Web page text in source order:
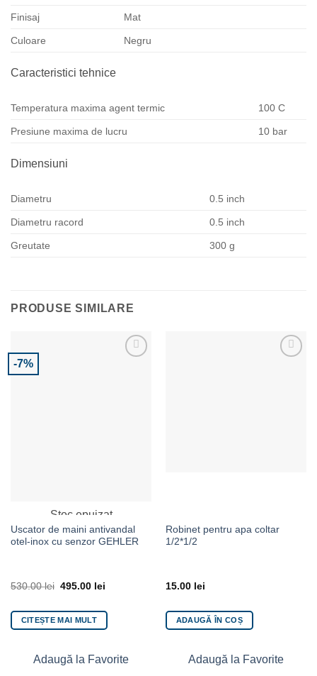
Finisaj Mat
Culoare Negru
Caracteristici tehnice
Temperatura maxima agent termic 100 C
Presiune maxima de lucru 10 bar
Dimensiuni
Diametru 0.5 inch
Diametru racord 0.5 inch
Greutate 300 g
PRODUSE SIMILARE
-7%
Stoc epuizat
Uscator de maini antivandal
otel-inox cu senzor GEHLER
530.00lei 495.00 lei
CITEȘTE MAI MULT
Adaugă la Favorite
Robinet pentru apa coltar
1/2*1/2
15.00 lei
ADAUGĂ ÎN COȘ
Adaugă la Favorite